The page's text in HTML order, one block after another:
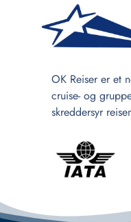
OK Reiser er et
cruise- og
skreddersyr